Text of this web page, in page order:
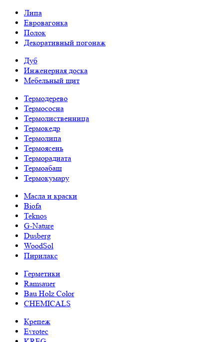
Липа
Евровагонка
Полок
Декоративный погонаж
Дуб
Инженерная доска
Мебельный щит
Термодерево
Термососна
Термолиственница
Термокедр
Термолипа
Термоясень
Терморадиата
Термоабаш
Термокумару
Масла и краски
Biofa
Teknos
G-Nature
Dusberg
WoodSol
Пирилакс
Герметики
Ramsauer
Bau Holz Color
CHEMICALS
Крепеж
Evrotec